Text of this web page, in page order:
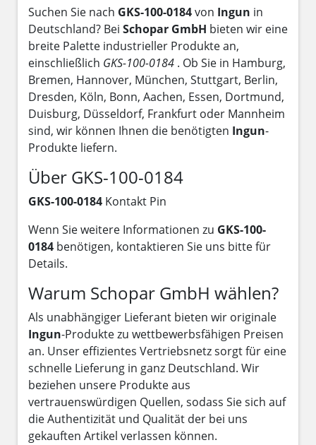
Suchen Sie nach GKS-100-0184von Ingun in
Deutschland? Bei Schopar GmbH bieten wir eine
breite Palette industrieller Produkte an,
einschließlich GKS-100-0184 . Ob Sie in Hamburg,
Bremen, Hannover, München, Stuttgart, Berlin,
Dresden, Köln, Bonn, Aachen, Essen, Dortmund,
Duisburg, Düsseldorf, Frankfurt oder Mannheim
sind, wir können Ihnen die benötigten Ingun-
Produkte liefern.
Über GKS-100-0184
GKS-100-0184 Kontakt Pin
Wenn Sie weitere Informationen zu GKS-100-
0184 benötigen, kontaktieren Sie uns bitte für
Details.
Warum Schopar GmbH wählen?
Als unabhängiger Lieferant bieten wir originale
Ingun-Produkte zu wettbewerbsfähigen Preisen
an. Unser effizientes Vertriebsnetz sorgt für eine
schnelle Lieferung in ganz Deutschland. Wir
beziehen unsere Produkte aus
vertrauenswürdigen Quellen, sodass Sie sich auf
die Authentizität und Qualität der bei uns
gekauften Artikel verlassen können.